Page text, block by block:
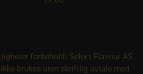
forbeholdt Select Flavour AS.
brukes uten skriftlig avtale med